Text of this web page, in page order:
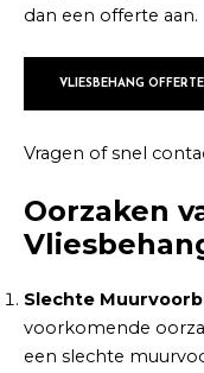
dan een offerte aan.
VLIESBEHANG OFFERTE
Vragen of snel
Oorzaken
Slechte
voorkomende
een slechte